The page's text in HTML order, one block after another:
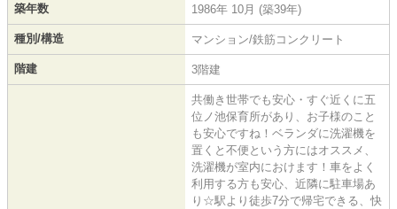
築年数 1986年 10月 (築39年)
種別/構造 マンション/鉄筋コンクリート
階建 3階建
共働き世帯でも安心・すぐ近くに五
位ノ池保育所があり、お子様のこと
も安心ですね！ベランダに洗濯機を
置くと不便という方にはオススメ、
洗濯機が室内におけます！車をよく
利用する方も安心、近隣に駐車場あ
り☆駅より徒歩7分で帰宅できる、快